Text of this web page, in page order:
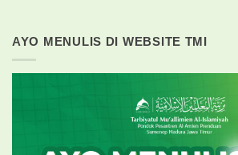
AYO MENULIS DI WEBSITE TMI